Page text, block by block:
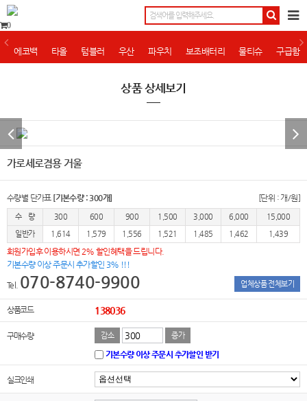
0
에코백 타올 텀블러 우산 파우치 보조배터리 물티슈 구급함
상품 상세보기
가로세로겸용 거울
수량별 단가표 [기본수량 : 300개] [단위 : 개/원]
수 량 300 600 900 1,500 3,000 6,000
15,000
일반가
1,614 1,579 1,556 1,521 1,485 1,462 1,439
회원가입후 이용하시면 2% 할인혜택을 드립니다.
기본수량 이상 주문시 추가할인 3% !!!
Tel. 070-8740-9900 업체상품 전체보기
상품코드 138036
구매수량 감소 증가
기본수량 이상 주문시 추가할인 받기
실크인쇄